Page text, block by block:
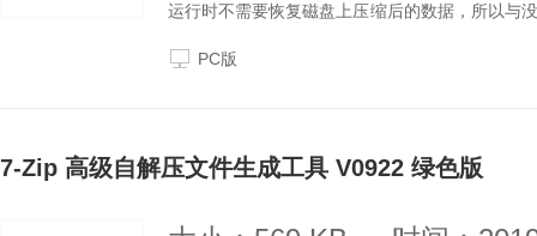
运行时不需要恢复磁盘上压缩后的数据，所以与
PC版
7-Zip 高级自解压文件生成工具 V0922 绿色版